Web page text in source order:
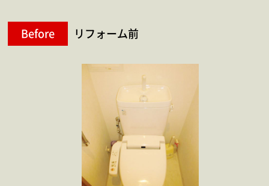
Before リフォーム前